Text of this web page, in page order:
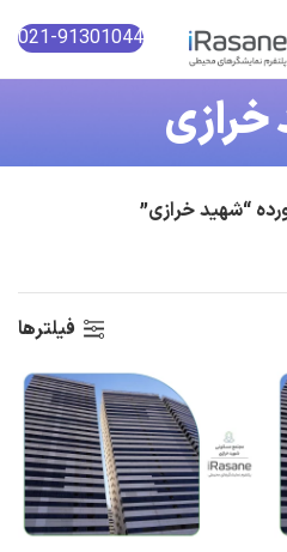
021-91301044
“شهید خرازی”
فیلترها